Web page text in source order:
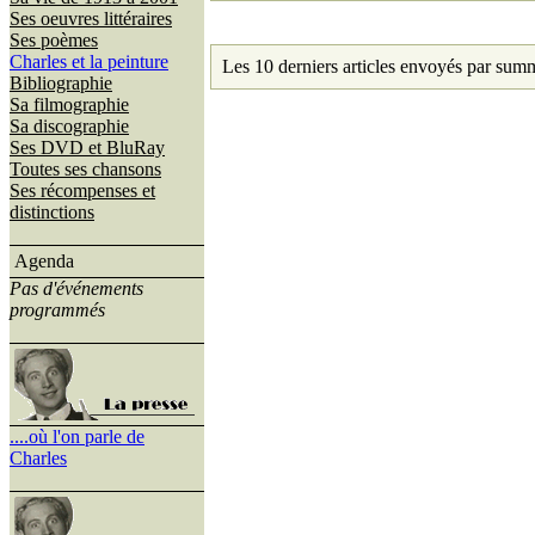
Ses oeuvres littéraires
Ses poèmes
Charles et la peinture
Bibliographie
Sa filmographie
Sa discographie
Ses DVD et BluRay
Toutes ses chansons
Ses récompenses et
distinctions
Agenda
Pas d'événements
programmés
....où l'on parle de
Charles
Les 10 derniers articles envoyés par